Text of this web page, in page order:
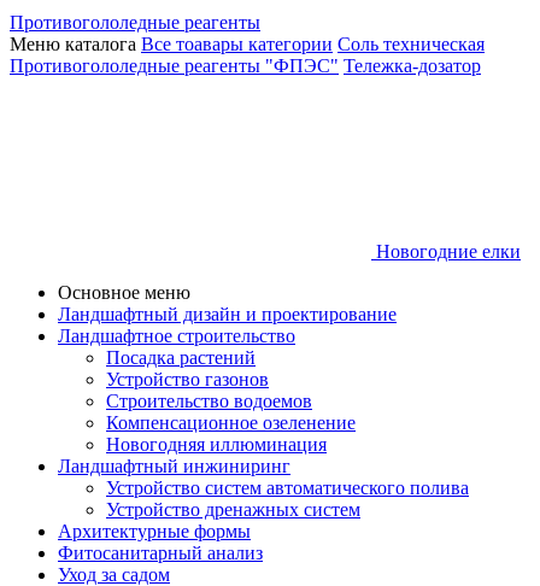
Противогололедные реагенты
Меню каталога Все тоавары категории Соль техническая
Противогололедные реагенты "ФПЭС" Тележка-дозатор
Новогодние елки
Основное меню
Ландшафтный дизайн и проектирование
Ландшафтное строительство
Посадка растений
Устройство газонов
Строительство водоемов
Компенсационное озеленение
Новогодняя иллюминация
Ландшафтный инжиниринг
Устройство систем автоматического полива
Устройство дренажных систем
Aрхитектурные формы
Фитосанитарный анализ
Уход за садом